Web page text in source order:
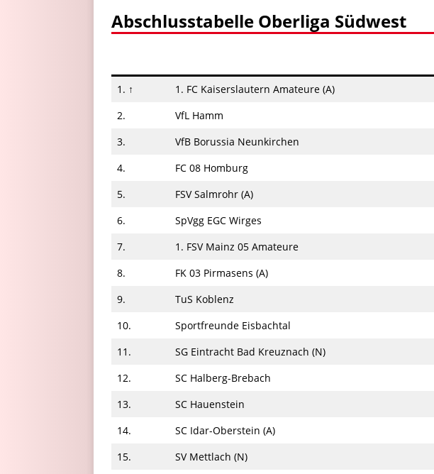
Abschlusstabelle Oberliga Südwest
1. ↑ 1. FC Kaiserslautern Amateure (A)
2.
VfL Hamm
3.
VfB Borussia Neunkirchen
4.
FC 08 Homburg
5.
FSV Salmrohr (A)
6.
SpVgg EGC Wirges
7.
1. FSV Mainz 05 Amateure
8.
FK 03 Pirmasens (A)
9.
TuS Koblenz
10.
Sportfreunde Eisbachtal
11.
SG Eintracht Bad Kreuznach (N)
12.
SC Halberg-Brebach
13.
SC Hauenstein
14.
SC Idar-Oberstein (A)
15.
SV Mettlach (N)